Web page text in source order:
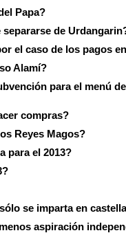
Papa?
de
el caso de los pagos
Alamí?
para el menú
compras?
Reyes Magos?
para el 2013?
se imparta en
aspiración